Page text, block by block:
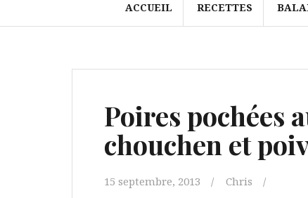
ACCUEIL RECETTES
Poires pochées
chouchen et
15 septembre, 2013 Chris